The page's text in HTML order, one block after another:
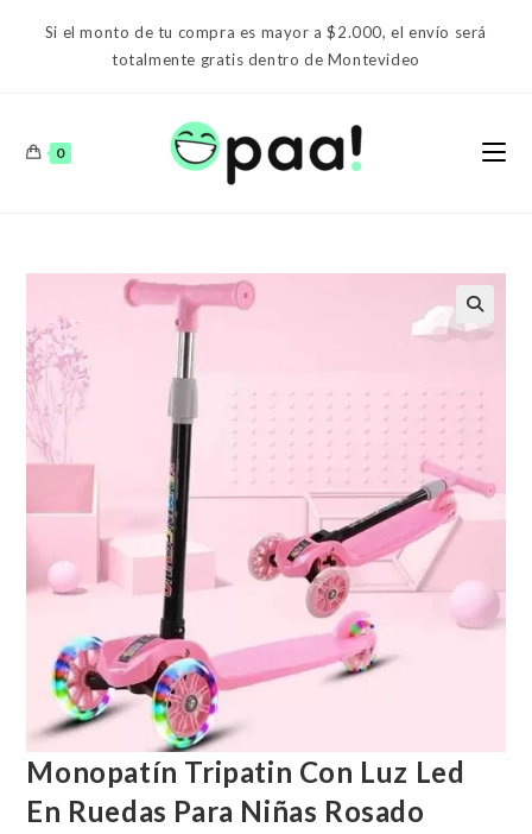
Si el monto de tu compra es mayor a $2.000, el envío será
totalmente gratis dentro de Montevideo
0
Monopatín Tripatin Con Luz Led
En Ruedas Para Niñas Rosado